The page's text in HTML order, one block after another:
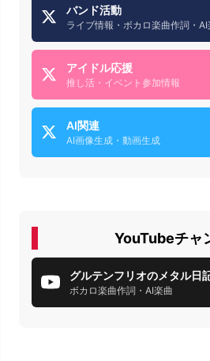
バンド活動
ライブ情報・ボカロ楽曲作詞・AI
アイドル応援
推し活・イベント参加情報
AI関連
AI画像生成・動画生成
YouTubeチャ
グルテンフリオのメタル日
ボカロ楽曲作詞・AI楽曲